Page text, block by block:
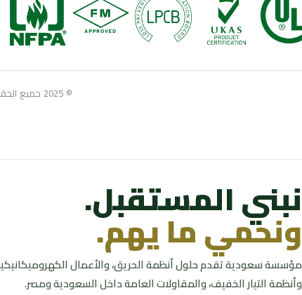
© 2025 جميع الحقوق محفوظة لمجموعة أزيدك
نبني المستقبل.
ونحمي ما يهم.
مؤسسة سعودية تقدم حلول أنظمة الحريق، والأعمال
وأنظمة التيار الخفيف، والمقاولات العامة داخل السعودية ومصر.